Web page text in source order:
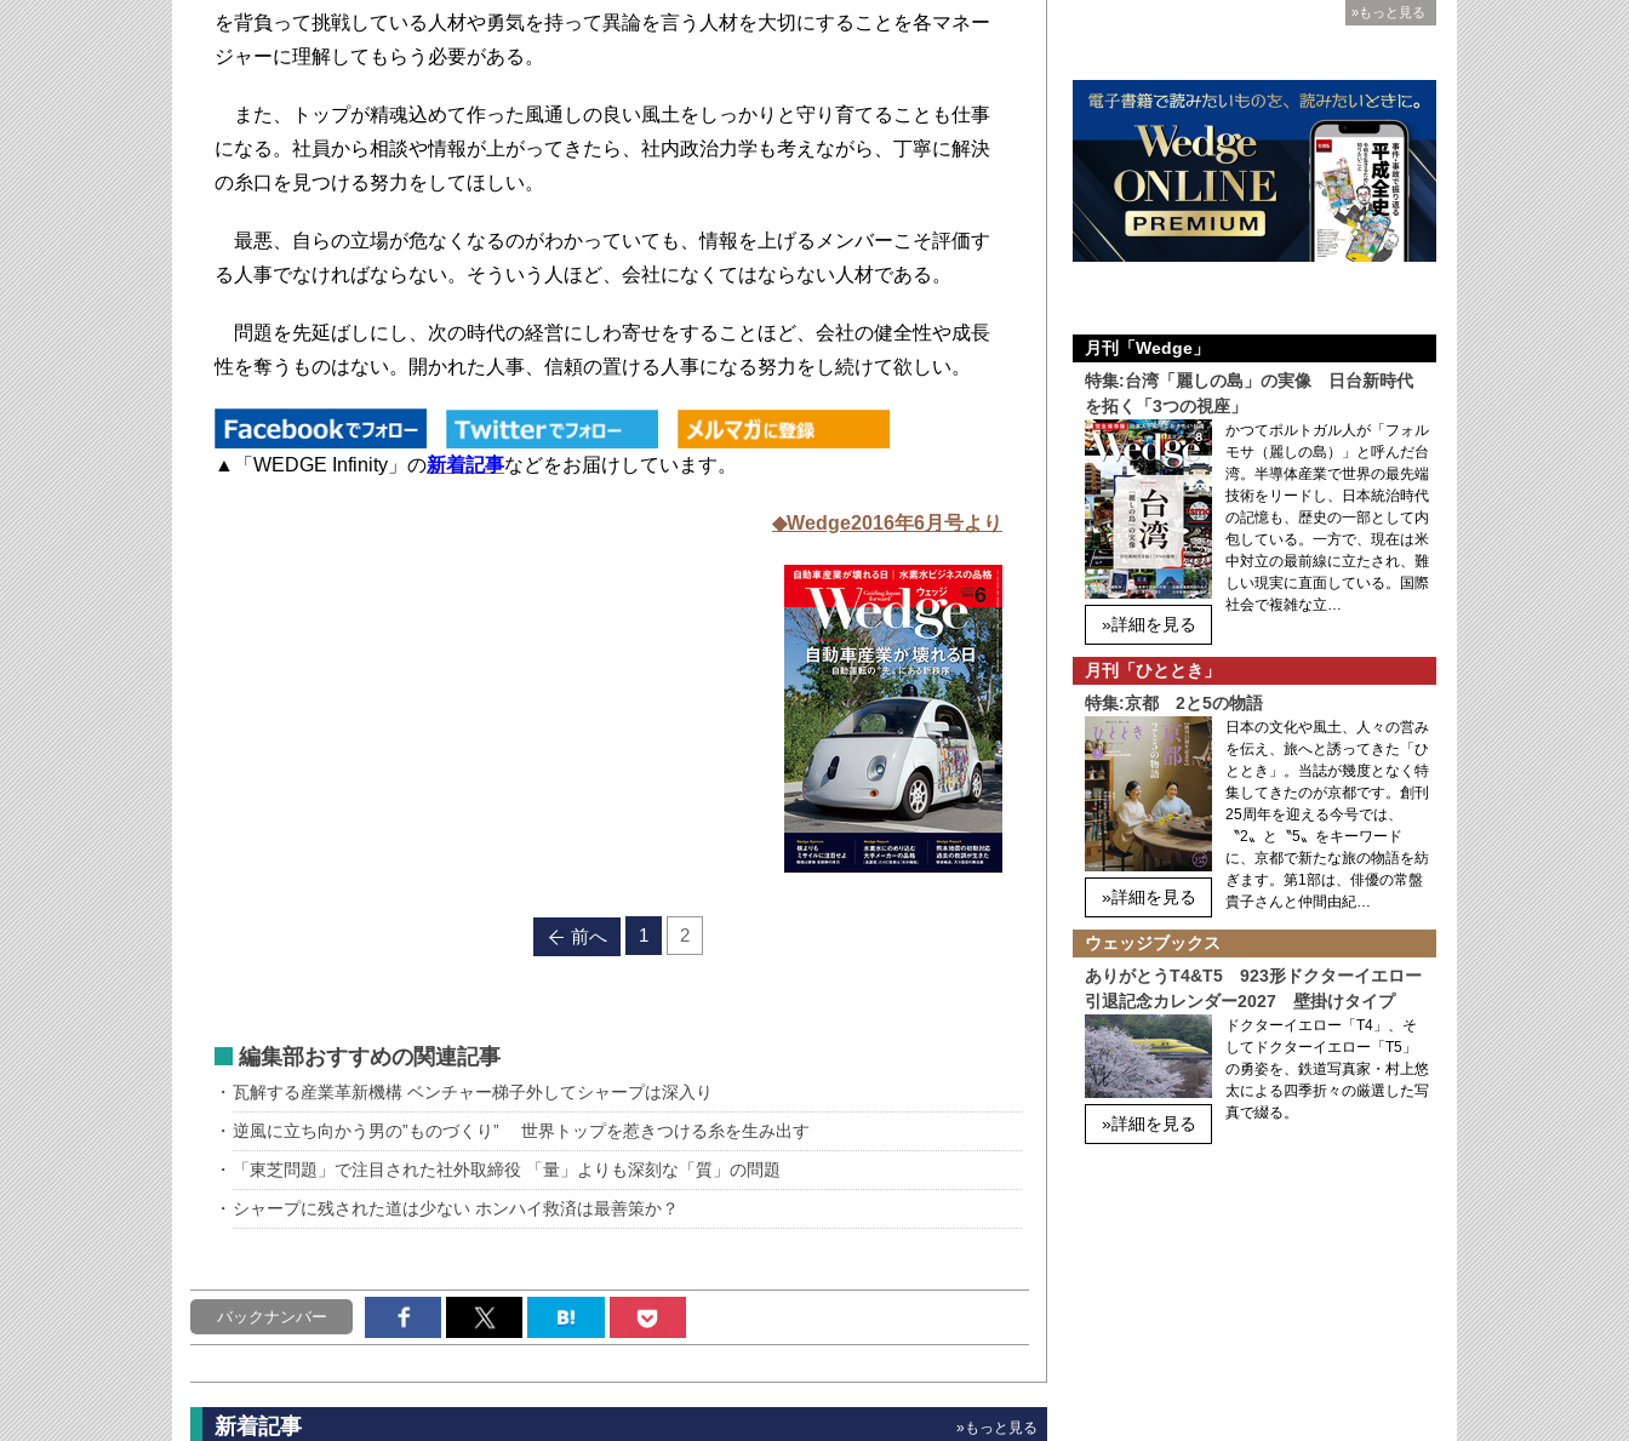
を背負って挑戦している人材や勇気を持って異論を言う人材を大切にすることを各マネー
ジャーに理解してもらう必要がある。
また、トップが精魂込めて作った風通しの良い風土をしっかりと守り育てることも仕事
になる。社員から相談や情報が上がってきたら、社内政治力学も考えながら、丁寧に解決
の糸口を見つける努力をしてほしい。
最悪、自らの立場が危なくなるのがわかっていても、情報を上げるメンバーこそ評価す
る人事でなければならない。そういう人ほど、会社になくてはならない人材である。
問題を先延ばしにし、次の時代の経営にしわ寄せをすることほど、会社の健全性や成長
性を奪うものはない。開かれた人事、信頼の置ける人事になる努力をし続けて欲しい。
▲「WEDGE Infinity」の新着記事などをお届けしています。
◆Wedge2016年6月号より
前へ 1 2
編集部おすすめの関連記事
瓦解する産業革新機構 ベンチャー梯子外してシャープは深入り
逆風に立ち向かう男の”ものづくり” 世界トップを惹きつける糸を生み出す
「東芝問題」で注目された社外取締役 「量」よりも深刻な「質」の問題
シャープに残された道は少ない ホンハイ救済は最善策か？
バックナンバー
新着記事 »もっと見る
»もっと見る
月刊「Wedge」
特集:台湾「麗しの島」の実像 日台新時代
を拓く「3つの視座」
»詳細を見る
かつてポルトガル人が「フォル
モサ（麗しの島）」と呼んだ台
湾。半導体産業で世界の最先端
技術をリードし、日本統治時代
の記憶も、歴史の一部として内
包している。一方で、現在は米
中対立の最前線に立たされ、難
しい現実に直面している。国際
社会で複雑な立…
月刊「ひととき」
特集:京都 2と5の物語
»詳細を見る
日本の文化や風土、人々の営み
を伝え、旅へと誘ってきた「ひ
ととき」。当誌が幾度となく特
集してきたのが京都です。創刊
25周年を迎える今号では、
〝2〟と〝5〟をキーワード
に、京都で新たな旅の物語を紡
ぎます。第1部は、俳優の常盤
貴子さんと仲間由紀…
ウェッジブックス
ありがとうT4&T5 923形ドクターイエロー
引退記念カレンダー2027 壁掛けタイプ
»詳細を見る
ドクターイエロー「T4」、そ
してドクターイエロー「T5」
の勇姿を、鉄道写真家・村上悠
太による四季折々の厳選した写
真で綴る。